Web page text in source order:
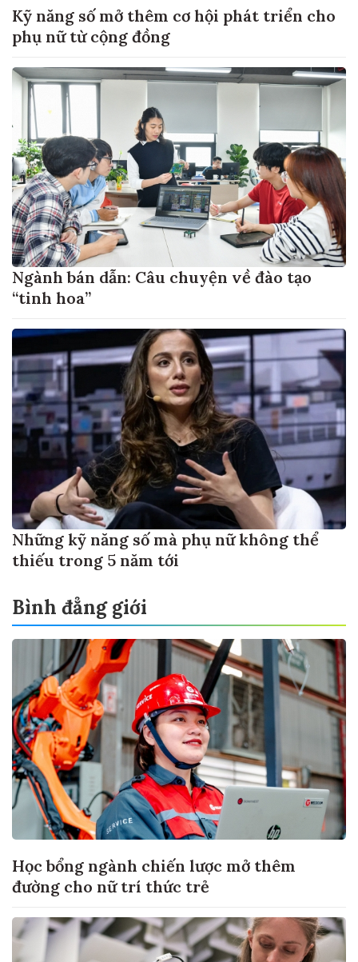
Kỹ năng số mở thêm cơ hội phát triển cho
phụ nữ từ cộng đồng
Ngành bán dẫn: Câu chuyện về đào tạo
“tinh hoa”
Những kỹ năng số mà phụ nữ không thể
thiếu trong 5 năm tới
Bình đẳng giới
Học bổng ngành chiến lược mở thêm
đường cho nữ trí thức trẻ